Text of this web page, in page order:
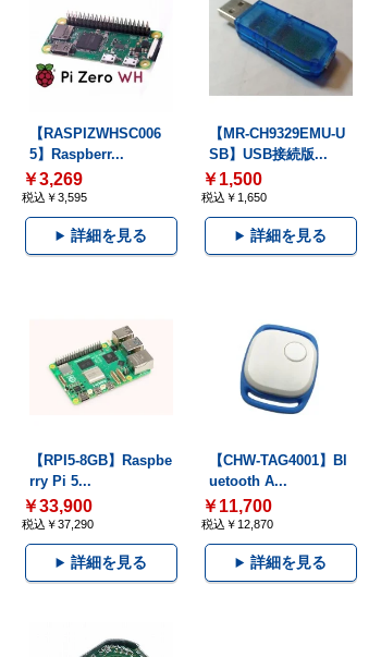
【RASPIZWHSC006
5】Raspberr...
￥3,269
税込￥3,595
詳細を見る
【MR-CH9329EMU-U
SB】USB接続版...
￥1,500
税込￥1,650
詳細を見る
【RPI5-8GB】Raspbe
rry Pi 5...
￥33,900
税込￥37,290
詳細を見る
【CHW-TAG4001】Bl
uetooth A...
￥11,700
税込￥12,870
詳細を見る